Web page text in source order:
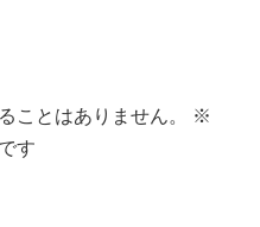
ことはありません。
※
す